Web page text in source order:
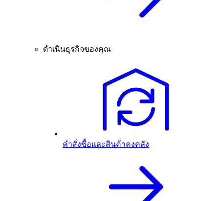
ดำเนินธุรกิจของคุณ
คำสั่งซื้อและสินค้าคงคลัง